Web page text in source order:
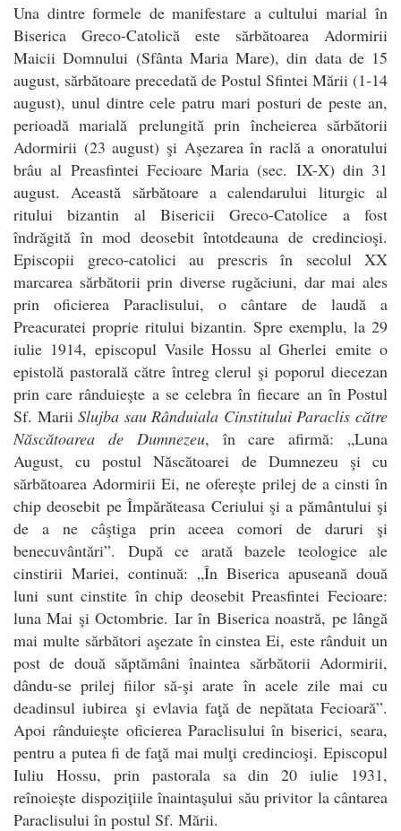
Una dintre formele de manifestare a cultului marial în
Biserica Greco-Catolică este sărbătoarea Adormirii
Maicii Domnului (Sfânta Maria Mare), din data de 15
august, sărbătoare precedată de Postul Sfintei Mării (1-14
august), unul dintre cele patru mari posturi de peste an,
perioadă marială prelungită prin încheierea sărbătorii
Adormirii (23 august) şi Aşezarea în raclă a onoratului
brâu al Preasfintei Fecioare Maria (sec. IX-X) din 31
august. Această sărbătoare a calendarului liturgic al
ritului bizantin al Bisericii Greco-Catolice a fost
îndrăgită în mod deosebit întotdeauna de credincioşi.
Episcopii greco-catolici au prescris în secolul XX
marcarea sărbătorii prin diverse rugăciuni, dar mai ales
prin oficierea Paraclisului, o cântare de laudă a
Preacuratei proprie ritului bizantin. Spre exemplu, la 29
iulie 1914, episcopul Vasile Hossu al Gherlei emite o
epistolă pastorală către întreg clerul şi poporul diecezan
prin care rânduieşte a se celebra în fiecare an în Postul
Sf. MariiSlujba sau Rânduiala Cinstitului Paraclis către
Născătoarea de Dumnezeu, în care afirmă: „Luna
August, cu postul Născătoarei de Dumnezeu şi cu
sărbătoarea Adormirii Ei, ne ofereşte prilej de a cinsti în
chip deosebit pe Împărăteasa Ceriului şi a pământului şi
de a ne câştiga prin aceea comori de daruri şi
benecuvântări”. După ce arată bazele teologice ale
cinstirii Mariei, continuă: „În Biserica apuseană două
luni sunt cinstite în chip deosebit Preasfintei Fecioare:
luna Mai şi Octombrie. Iar în Biserica noastră, pe lângă
mai multe sărbători aşezate în cinstea Ei, este rânduit un
post de două săptămâni înaintea sărbătorii Adormirii,
dându-se prilej fiilor să-şi arate în acele zile mai cu
deadinsul iubirea şi evlavia faţă de nepătata Fecioară”.
Apoi rânduieşte oficierea Paraclisului în biserici, seara,
pentru a putea fi de faţă mai mulţi credincioşi. Episcopul
Iuliu Hossu, prin pastorala sa din 20 iulie 1931,
reînoiește dispozițiile înaintașului său privitor la cântarea
Paraclisului în postul Sf. Mării.